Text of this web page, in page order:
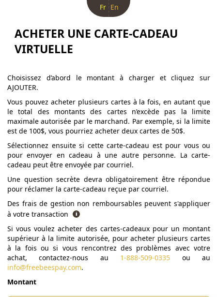
Fr En
ACHETER UNE CARTE-CADEAU
VIRTUELLE
Choisissez d’abord le montant à charger et cliquez sur
AJOUTER.
Vous pouvez acheter plusieurs cartes à la fois, en autant que
le total des montants des cartes n’excède pas la limite
maximale autorisée par le marchand. Par exemple, si la limite
est de 100$, vous pourriez acheter deux cartes de 50$.
Sélectionnez ensuite si cette carte-cadeau est pour vous ou
pour envoyer en cadeau à une autre personne. La carte-
cadeau peut être envoyée par courriel.
Une question secrète devra obligatoirement être répondue
pour réclamer la carte-cadeau reçue par courriel.
Des frais de gestion non remboursables peuvent s'appliquer
à votre transaction
Si vous voulez acheter des cartes-cadeaux pour un montant
supérieur à la limite autorisée, pour acheter plusieurs cartes
à la fois ou si vous rencontrez des problèmes avec votre
achat, contactez-nous au 1-888-509-0335 ou au
info@freebeespay.com.
Montant